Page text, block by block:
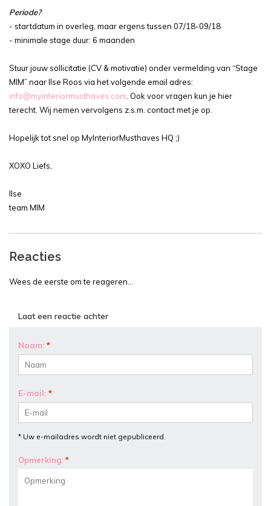
Periode?
- startdatum in overleg, maar ergens tussen 07/18-09/18
- minimale stage duur: 6 maanden
Stuur jouw sollicitatie (CV & motivatie) onder vermelding van “Stage
MIM” naar Ilse Roos via het volgende email adres:
info@myinteriormusthaves.com . Ook voor vragen kun je hier
terecht. Wij nemen vervolgens z.s.m. contact met je op.
Hopelijk tot snel op MyInteriorMusthaves HQ ;)
XOXO Liefs,
Ilse
team MIM
Reacties
Wees de eerste om te reageren...
Laat een reactie achter
Naam: *
E-mail: *
* Uw e-mailadres wordt niet gepubliceerd.
Opmerking: *